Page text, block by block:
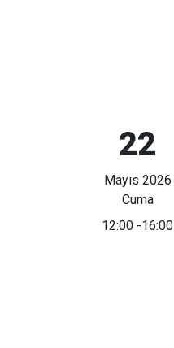
22
Mayıs 2026
Cuma
12:00 -16:00